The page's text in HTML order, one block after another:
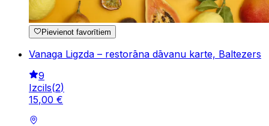
Pievienot favorītiem
Vanaga Ligzda – restorāna dāvanu karte, Baltezers
9
Izcils(2)
15,00 €